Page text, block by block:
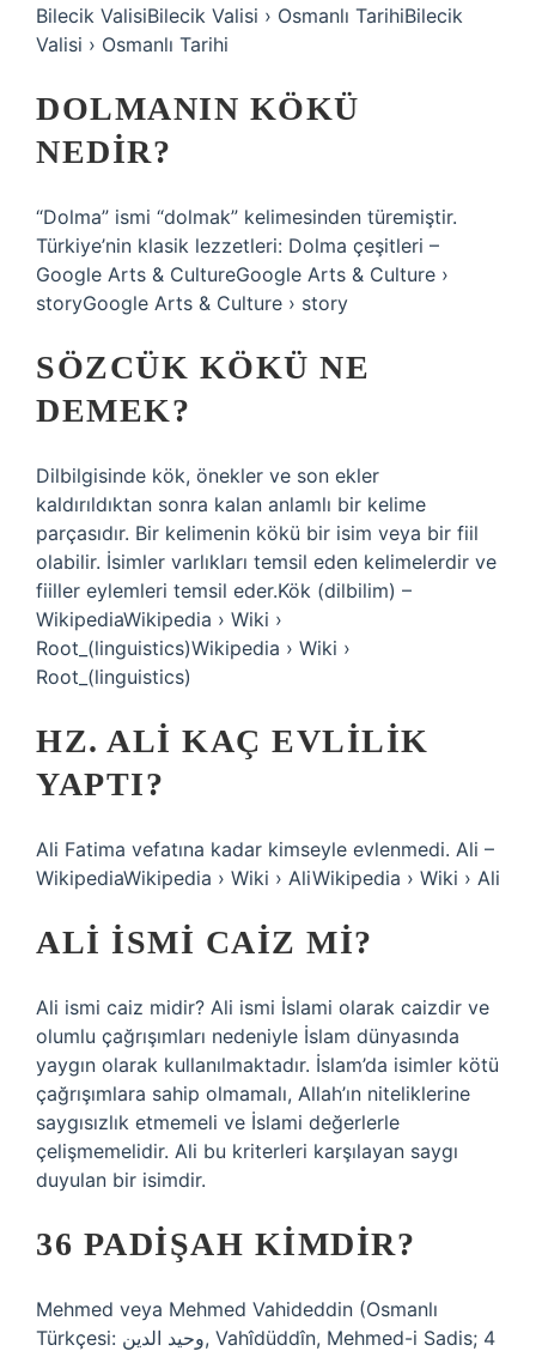
Bilecik ValisiBilecik Valisi › Osmanlı TarihiBilecik
Valisi › Osmanlı Tarihi
DOLMANIN KÖKÜ
NEDIR?
“Dolma” ismi “dolmak” kelimesinden türemiştir.
Türkiye’nin klasik lezzetleri: Dolma çeşitleri –
Google Arts & CultureGoogle Arts & Culture ›
storyGoogle Arts & Culture › story
SÖZCÜK KÖKÜ NE
DEMEK?
Dilbilgisinde kök, önekler ve son ekler
kaldırıldıktan sonra kalan anlamlı bir kelime
parçasıdır. Bir kelimenin kökü bir isim veya bir fiil
olabilir. İsimler varlıkları temsil eden kelimelerdir ve
fiiller eylemleri temsil eder.Kök (dilbilim) –
WikipediaWikipedia › Wiki ›
Root_(linguistics)Wikipedia › Wiki ›
Root_(linguistics)
HZ. ALI KAÇ EVLILIK
YAPTI?
Ali Fatima vefatına kadar kimseyle evlenmedi. Ali –
WikipediaWikipedia › Wiki › AliWikipedia › Wiki › Ali
ALI ISMI CAIZ MI?
Ali ismi caiz midir? Ali ismi İslami olarak caizdir ve
olumlu çağrışımları nedeniyle İslam dünyasında
yaygın olarak kullanılmaktadır. İslam’da isimler kötü
çağrışımlara sahip olmamalı, Allah’ın niteliklerine
saygısızlık etmemeli ve İslami değerlerle
çelişmemelidir. Ali bu kriterleri karşılayan saygı
duyulan bir isimdir.
36 PADIŞAH KIMDIR?
Mehmed veya Mehmed Vahideddin (Osmanlı
Türkçesi: وحيد الدين, Vahîdüddîn, Mehmed-i Sadis; 4